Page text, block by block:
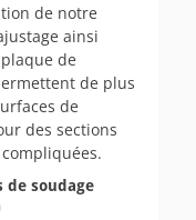
de notre
ainsi
de
de plus
de
des sections
de soudage